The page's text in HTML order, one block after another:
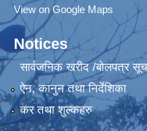
View on Google Maps
Notices
सार्वजनिक खरीद /बोलपत्र
ऐन, कानुन तथा निर्देशिका
कर तथा शुल्कहरु